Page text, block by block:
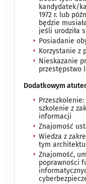
kandydatek/
1972 r. lub
będzie
jeśli urodziła
Posiadanie
Korzystanie z
Nieskazanie
przestępstwo
Dodatkowym
szkolenie z
informacji
Znajomość
Wiedza z
tym
Znajomość,
poprawności